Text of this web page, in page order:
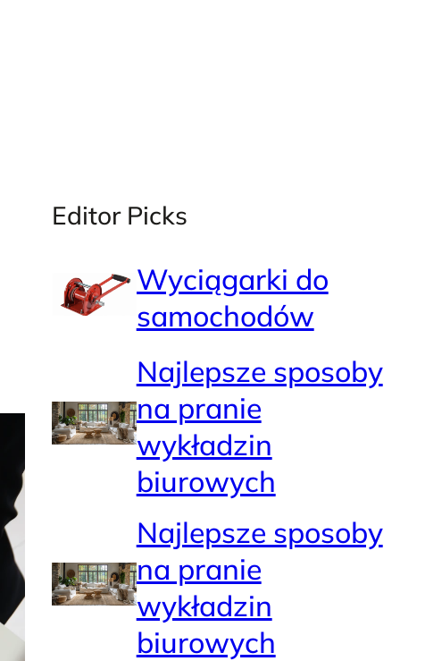
Editor Picks
Wyciągarki do
samochodów
Najlepsze sposoby
na pranie
wykładzin
biurowych
Najlepsze sposoby
na pranie
wykładzin
biurowych